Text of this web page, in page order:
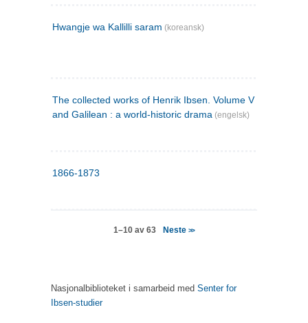
Hwangje wa Kallilli saram (koreansk)
The collected works of Henrik Ibsen. Volume V : Emperor
and Galilean : a world-historic drama (engelsk)
1866-1873
1–10 av 63 Neste>>
Nasjonalbiblioteket i samarbeid med Senter for
Ibsen-studier